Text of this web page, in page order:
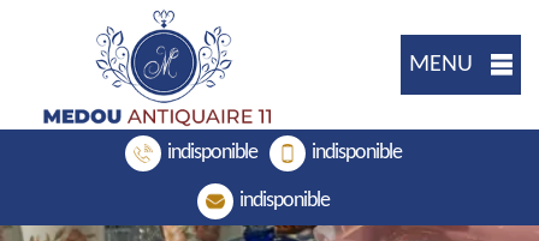
MENU
indisponible indisponible
indisponible